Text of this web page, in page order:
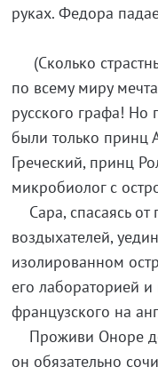
руках. Федора
(Сколько
по всему миру
русского графа!
были только принц
Греческий, принц
микробиолог с
Сара, спасаясь от
воздыхателей,
изолированном
его лабораторией и
французского на
Проживи Оноре
он обязательно